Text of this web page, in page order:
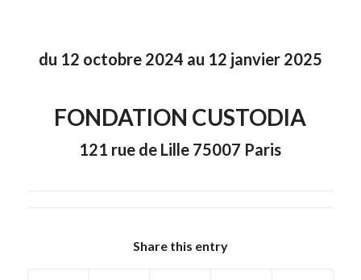
du 12 octobre 2024 au 12 janvier 2025
FONDATION CUSTODIA
121 rue de Lille 75007 Paris
Share this entry